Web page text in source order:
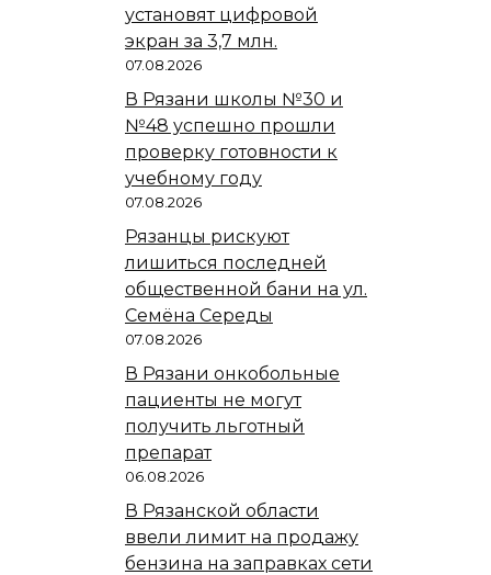
установят цифровой
экран за 3,7 млн.
07.08.2026
В Рязани школы №30 и
№48 успешно прошли
проверку готовности к
учебному году
07.08.2026
Рязанцы рискуют
лишиться последней
общественной бани на ул.
Семёна Середы
07.08.2026
В Рязани онкобольные
пациенты не могут
получить льготный
препарат
06.08.2026
В Рязанской области
ввели лимит на продажу
бензина на заправках сети